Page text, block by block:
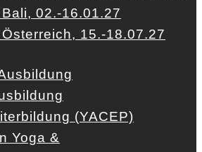
02.-16.01.27
15.-18.07.27
(YACEP)
Yoga &